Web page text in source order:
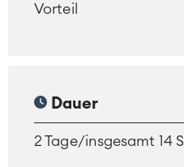
Vorteil
Dauer
2 Tage/insgesamt 14